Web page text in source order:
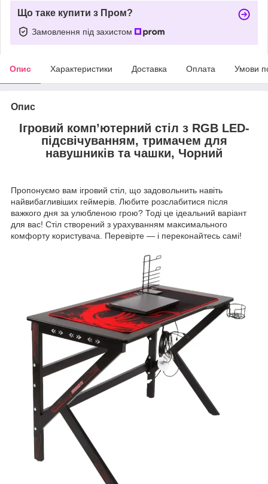
Що таке купити з Пром?
Замовлення під захистом
Опис Характеристики Доставка Оплата Умови
Опис
Ігровий комп’ютерний стіл з RGB LED-
підсвічуванням, тримачем для
навушників та чашки, Чорний
Пропонуємо вам ігровий стіл, що задовольнить навіть
найвибагливіших геймерів. Любите розслабитися після
важкого дня за улюбленою грою? Тоді це ідеальний варіант
для вас! Стіл створений з урахуванням максимального
комфорту користувача. Перевірте — і переконайтесь самі!